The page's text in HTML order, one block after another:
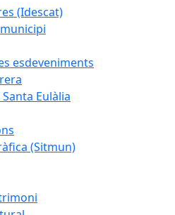
(Idescat)
esdeveniments
Eulàlia
(Sitmun)